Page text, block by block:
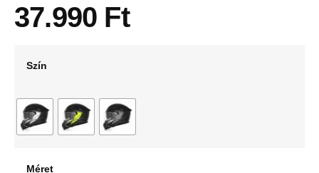
37.990 Ft
Szín
Méret